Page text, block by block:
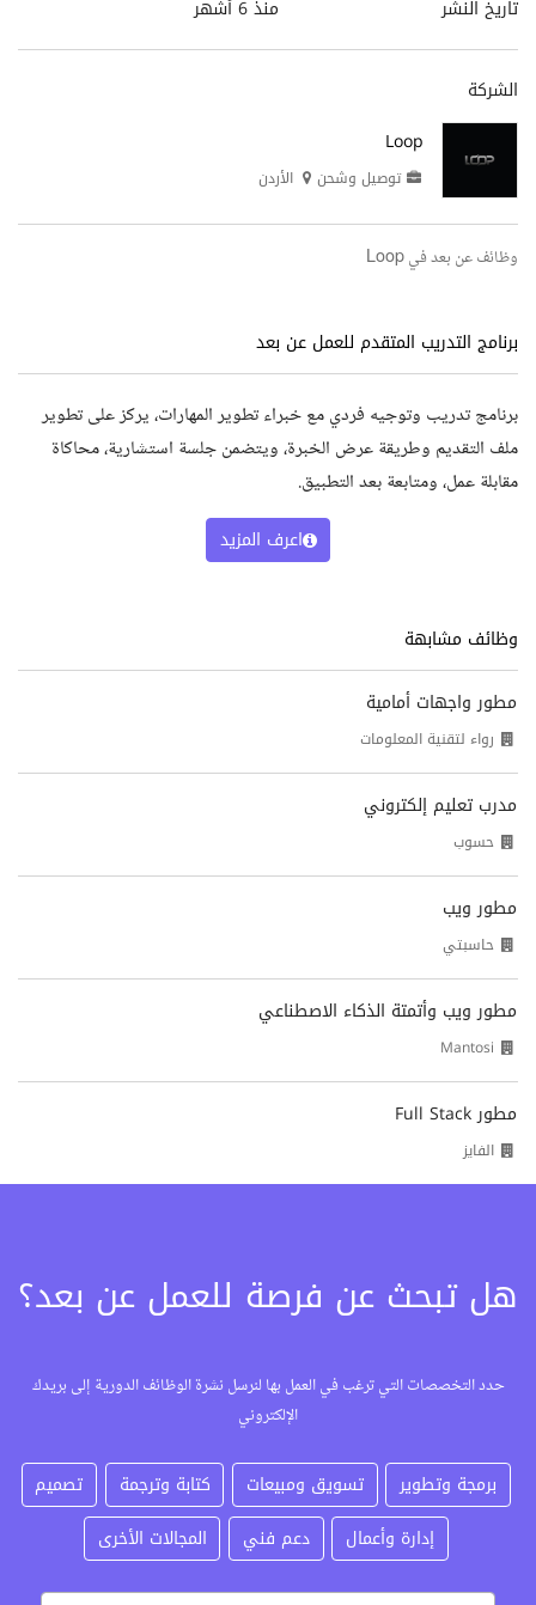
تاريخ النشر
منذ 6 أشهر
الشركة
Loop
توصيل وشحن الأردن
وظائف عن بعد في Loop
برنامج التدريب المتقدم للعمل عن بعد
برنامج تدريب وتوجيه فردي مع خبراء تطوير المهارات، يركز على تطوير
ملف التقديم وطريقة عرض الخبرة، ويتضمن جلسة استشارية، محاكاة
مقابلة عمل، ومتابعة بعد التطبيق.
اعرف المزيد
وظائف مشابهة
مطور واجهات أمامية
رواء لتقنية المعلومات
مدرب تعليم إلكتروني
حسوب
مطور ويب
حاسبتي
مطور ويب وأتمتة الذكاء الاصطناعي
Mantosi
مطور Full Stack
الفايز
هل تبحث عن فرصة للعمل عن بعد؟
حدد التخصصات التي ترغب في العمل بها لنرسل نشرة الوظائف الدورية إلى بريدك
الإلكتروني
برمجة وتطوير تسويق ومبيعات كتابة وترجمة
تصميم
إدارة وأعمال
دعم فني المجالات الأخرى